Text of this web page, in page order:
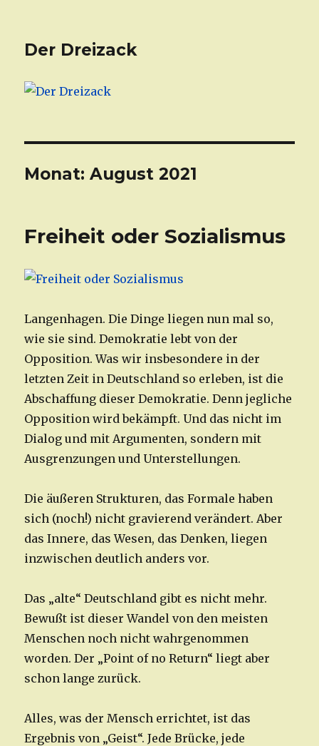
Der Dreizack
Monat: August 2021
Freiheit oder Sozialismus
Langenhagen. Die Dinge liegen nun mal so,
wie sie sind. Demokratie lebt von der
Opposition. Was wir insbesondere in der
letzten Zeit in Deutschland so erleben, ist die
Abschaffung dieser Demokratie. Denn jegliche
Opposition wird bekämpft. Und das nicht im
Dialog und mit Argumenten, sondern mit
Ausgrenzungen und Unterstellungen.
Die äußeren Strukturen, das Formale haben
sich (noch!) nicht gravierend verändert. Aber
das Innere, das Wesen, das Denken, liegen
inzwischen deutlich anders vor.
Das „alte“ Deutschland gibt es nicht mehr.
Bewußt ist dieser Wandel von den meisten
Menschen noch nicht wahrgenommen
worden. Der „Point of no Return“ liegt aber
schon lange zurück.
Alles, was der Mensch errichtet, ist das
Ergebnis von „Geist“. Jede Brücke, jede